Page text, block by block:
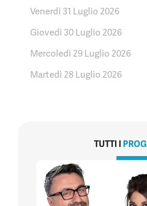
Venerdì 31 Luglio 2026
Giovedì 30 Luglio 2026
Mercoledì 29 Luglio 2026
Martedì 28 Luglio 2026
TUTTI I